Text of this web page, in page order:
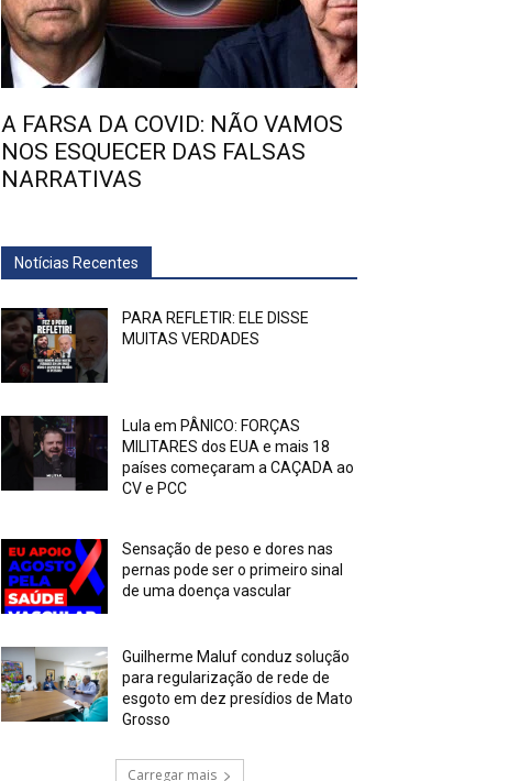
A FARSA DA COVID: NÃO VAMOS
NOS ESQUECER DAS FALSAS
NARRATIVAS
Notícias Recentes
PARA REFLETIR: ELE DISSE
MUITAS VERDADES
Lula em PÂNICO: FORÇAS
MILITARES dos EUA e mais 18
países começaram a CAÇADA ao
CV e PCC
Sensação de peso e dores nas
pernas pode ser o primeiro sinal
de uma doença vascular
Guilherme Maluf conduz solução
para regularização de rede de
esgoto em dez presídios de Mato
Grosso
Carregar mais